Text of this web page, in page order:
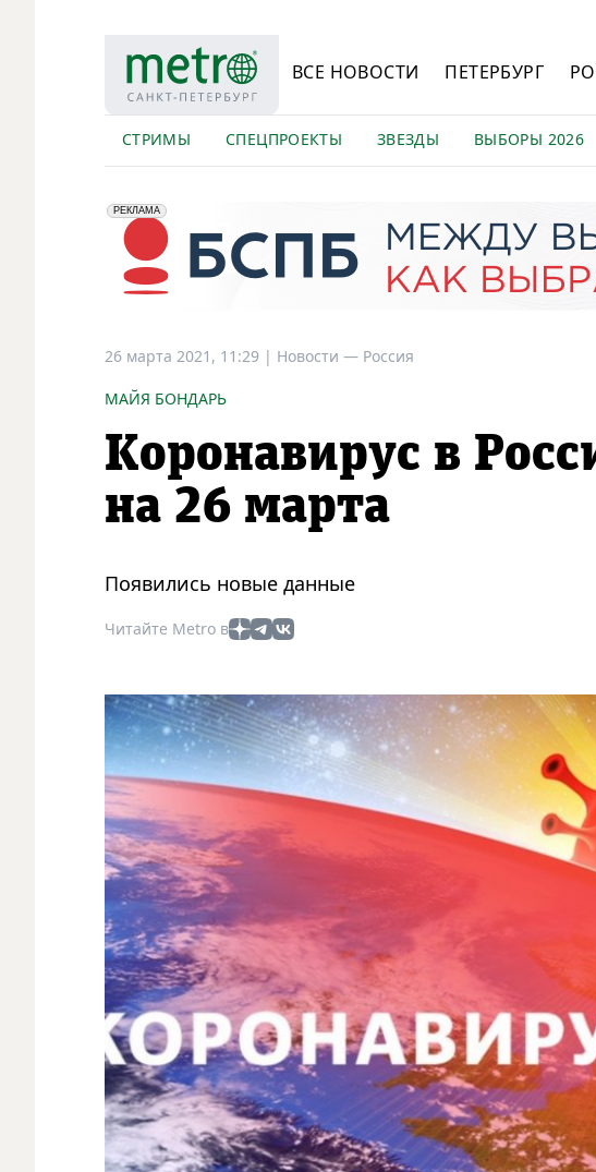
ВСЕ НОВОСТИ ПЕТЕРБУРГ
СТРИМЫ СПЕЦПРОЕКТЫ ЗВЕЗДЫ ВЫБОРЫ 2026
erid: 2VfnxyFybV5
РЕКЛАМА
ПАО "Банк "Санкт-Петербург", ИНН: 7831000027
26 марта 2021, 11:29 | Новости — Россия
МАЙЯ БОНДАРЬ
Коронавирус в
на 26 марта
Появились новые данные
Читайте Metro в